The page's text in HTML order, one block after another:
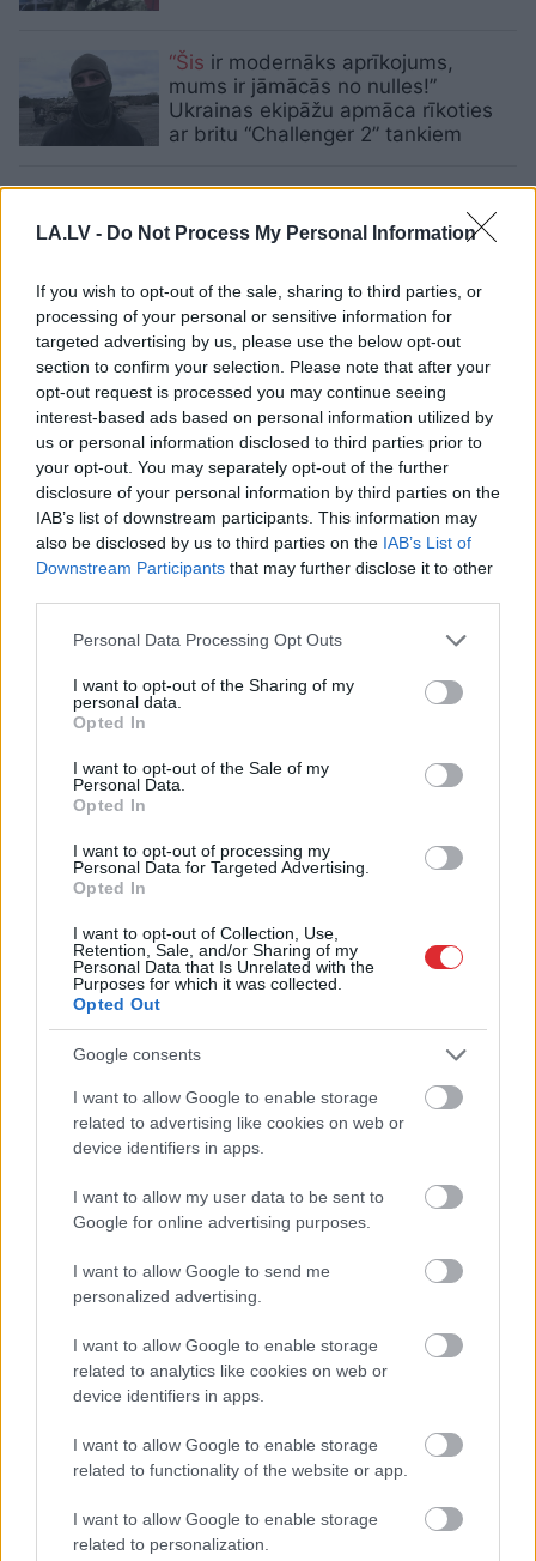
LA.LV - Do Not Process My Personal Information
If you wish to opt-out of the sale, sharing to third parties, or
processing of your personal or sensitive information for
targeted advertising by us, please use the below opt-out
section to confirm your selection. Please note that after your
opt-out request is processed you may continue seeing
interest-based ads based on personal information utilized by
us or personal information disclosed to third parties prior to
your opt-out. You may separately opt-out of the further
disclosure of your personal information by third parties on the
IAB’s list of downstream participants. This information may
also be disclosed by us to third parties on the IAB’s List of
Downstream Participants that may further disclose it to other
Please note that this website/app uses one or more Google
not limited to your visit or usage behaviour. You may click to
grant or deny consent to Google and its third-party tags to
use your data for below specified purposes in below Google
consent section.
Personal Data Processing Opt Outs
I want to opt-out of the Sharing of my
personal data.
Opted In
I want to opt-out of the Sale of my
Personal Data.
Opted In
I want to opt-out of processing my
Personal Data for Targeted Advertising.
Opted In
I want to opt-out of Collection, Use,
Retention, Sale, and/or Sharing of my
Personal Data that Is Unrelated with the
Purposes for which it was collected.
Opted Out
Google consents
I want to allow Google to enable storage
related to advertising like cookies on web or
device identifiers in apps.
I want to allow my user data to be sent to
Google for online advertising purposes.
I want to allow Google to send me
personalized advertising.
I want to allow Google to enable storage
related to analytics like cookies on web or
device identifiers in apps.
I want to allow Google to enable storage
related to functionality of the website or app.
I want to allow Google to enable storage
related to personalization.
“Šis ir modernāks aprīkojums,
mums ir jāmācās no nulles!”
Ukrainas ekipāžu apmāca rīkoties
ar britu “Challenger 2” tankiem
VIDEO. Kijiva: Situācija Bahmutā
kļūst arvien sarežģītāka
VIDEO. “Viņi ienāk kā tarakāni no
aizkrāsns.” Ukrainas spēki turpina
cīnīties, lai noturētu Bahmutu
VIDEO. “Puiši nedrīkst būt izsalkuši.
Ārā salst!” Ar mopēdu braucošā
vecmāmiņa piegādā pārtiku ukraiņu
karavīriem
VIDEO.No krievu rīkotajām
piespiedu “vasaras nometnēm”
vairāk nekā 100 ukraiņu bērnus
VIDEO. “Kad ir tumšs, varam redzēt
Ukrainas karavīri iesūta bezpilota
lidaparātu, lai izlūkotu Krievijas
VIDEO. Kā Ukrainas spēki trenējas
VIDEO. “Viņiem paveicās. No
Aculiecinieku piedzīvotais Krievijas
raķešu trieciena laikā Harkivas
centrā
VIDEO.Ukraiņi notur piemiņas
dievkalpojumu nogalinātajiem
ārzemju brīvprātīgajiem palīgiem
VIDEO.Bojāgājušo skaits
sprādzienā Pakistānas mošejā
VIDEO.“Dziļš aukstums, sasalusi
karaspēks kaujā par Soledaru cīnās
pret Krievijas kājniekiem
VIDEO.Aculiecinieki par šausmīgo
Atcelt Ziņot